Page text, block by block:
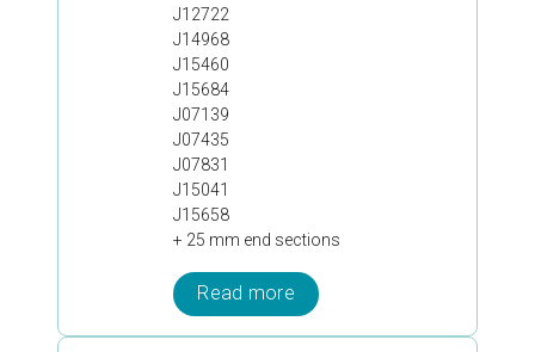
J12722
J14968
J15460
J15684
J07139
J07435
J07831
J15041
J15658
+ 25 mm end sections
Read more